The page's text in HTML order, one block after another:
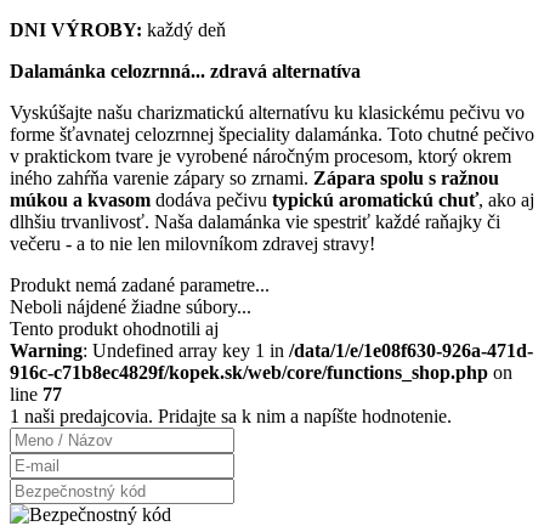
DNI VÝROBY: každý deň
Dalamánka celozrnná... zdravá alternatíva
Vyskúšajte našu charizmatickú alternatívu ku klasickému pečivu vo
forme šťavnatej celozrnnej špeciality dalamánka. Toto chutné pečivo
v praktickom tvare je vyrobené náročným procesom, ktorý okrem
iného zahŕňa varenie zápary so zrnami. Zápara spolu s ražnou
múkou a kvasom dodáva pečivu typickú aromatickú chuť, ako aj
dlhšiu trvanlivosť. Naša dalamánka vie spestriť každé raňajky či
večeru - a to nie len milovníkom zdravej stravy!
Produkt nemá zadané parametre...
Neboli nájdené žiadne súbory...
Tento produkt ohodnotili aj
Warning: Undefined array key 1 in /data/1/e/1e08f630-926a-471d-
916c-c71b8ec4829f/kopek.sk/web/core/functions_shop.php on
line 77
1 naši predajcovia. Pridajte sa k nim a napíšte hodnotenie.